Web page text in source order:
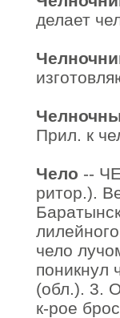
делает
Прил. к
Чело --
ритор.).
чело
поникнул
(обл.). 3.
к-рое